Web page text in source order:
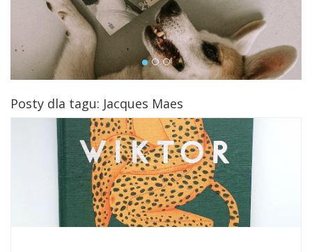
Posty dla tagu: Jacques Maes